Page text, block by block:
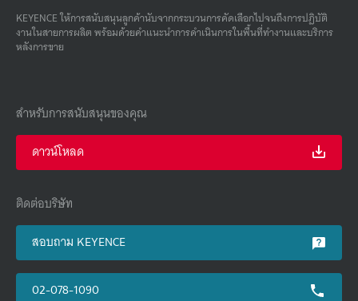
KEYENCE ให้การสนับสนุนลูกค้านับจากกระบวนการคัดเลือกไปจนถึงการปฏิบัติ
งานในสายการผลิต พร้อมด้วยคําแนะนําการดําเนินการในพื้นที่ทํางานและบริการ
หลังการขาย
สำหรับการสนับสนุนของคุณ
ดาวน์โหลด
ติดต่อบริษัท
สอบถาม KEYENCE
02-078-1090